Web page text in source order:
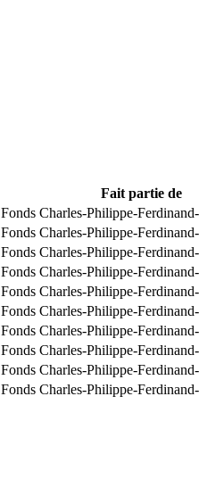
Fait partie de
Fonds Charles-Philippe-
Fonds Charles-Philippe-
Fonds Charles-Philippe-
Fonds Charles-Philippe-
Fonds Charles-Philippe-
Fonds Charles-Philippe-
Fonds Charles-Philippe-
Fonds Charles-Philippe-
Fonds Charles-Philippe-
Fonds Charles-Philippe-